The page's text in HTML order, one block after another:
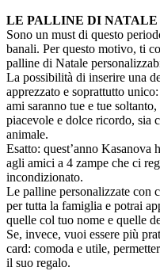
LE PALLINE DI NATALE
Sono un must di questo
banali. Per questo motivo, ti
palline di Natale
La possibilità di inserire una
apprezzato e soprattutto
ami saranno tue e tue
piacevole e dolce ricordo, sia
animale.
Esatto: quest’anno Kasanova
agli amici a 4 zampe che ci
incondizionato.
Le palline personalizzate con
per tutta la famiglia e potrai
quelle col tuo nome e quelle
Se, invece, vuoi essere più
card: comoda e utile,
il suo regalo.